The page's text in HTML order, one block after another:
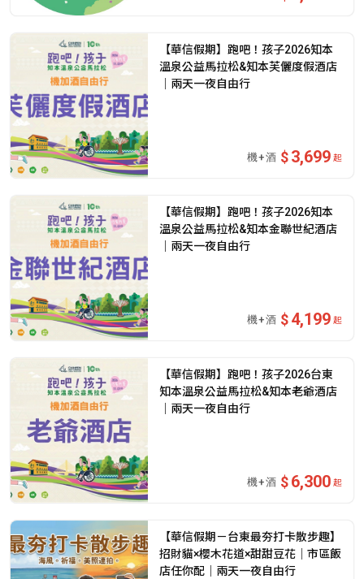
【華信假期】跑吧！孩子2026知本
溫泉公益馬拉松&知本芙儷度假酒店
｜兩天一夜自由行
3,699 起
【華信假期】跑吧！孩子2026知本
溫泉公益馬拉松&知本金聯世紀酒店
｜兩天一夜自由行
4,199 起
【華信假期】跑吧！孩子2026台東
知本溫泉公益馬拉松&知本老爺酒店
｜兩天一夜自由行
6,300 起
【華信假期－台東最夯打卡散步趣】
招財貓×櫻木花道×甜甜豆花｜市區飯
店任你配｜兩天一夜自由行